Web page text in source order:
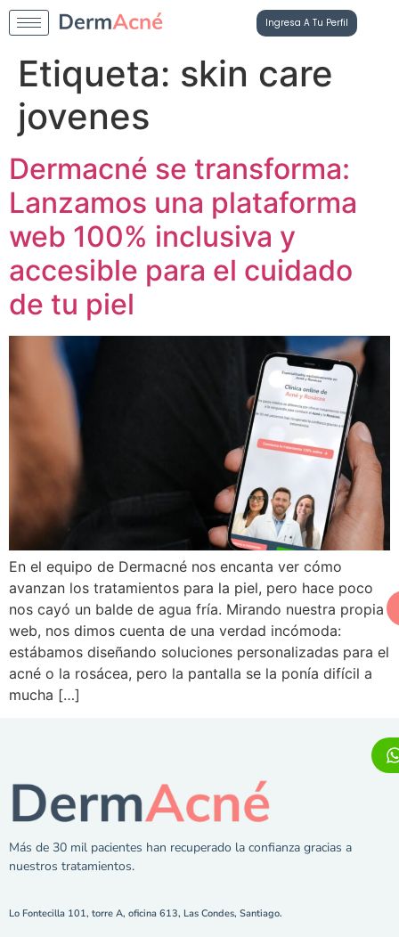
Ingresa A Tu Perfil
Etiqueta: skin care
jovenes
Dermacné se transforma:
Lanzamos una plataforma
web 100% inclusiva y
accesible para el cuidado
de tu piel
En el equipo de Dermacné nos encanta ver cómo
avanzan los tratamientos para la piel, pero hace poco
nos cayó un balde de agua fría. Mirando nuestra propia
web, nos dimos cuenta de una verdad incómoda:
estábamos diseñando soluciones personalizadas para el
acné o la rosácea, pero la pantalla se la ponía difícil a
mucha […]
Más de 30 mil pacientes han recuperado la confianza gracias a
nuestros tratamientos.
Lo Fontecilla 101, torre A, oficina 613, Las Condes, Santiago.